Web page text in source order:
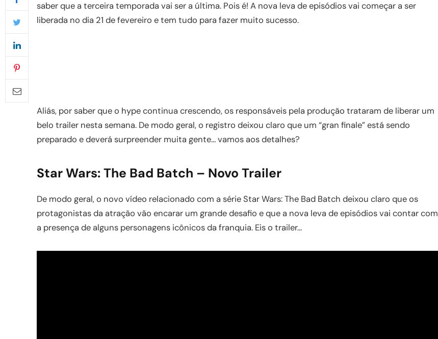
saber que a terceira temporada vai ser a última. Pois é! A nova leva de episódios vai começar a ser
liberada no dia 21 de fevereiro e tem tudo para fazer muito sucesso.
Aliás, por saber que o hype continua crescendo, os responsáveis pela produção trataram de liberar um
belo trailer nesta semana. De modo geral, o registro deixou claro que um “gran finale” está sendo
preparado e deverá surpreender muita gente… vamos aos detalhes?
Star Wars: The Bad Batch – Novo Trailer
De modo geral, o novo vídeo relacionado com a série Star Wars: The Bad Batch deixou claro que os
protagonistas da atração vão encarar um grande desafio e que a nova leva de episódios vai contar com
a presença de alguns personagens icônicos da franquia. Eis o trailer…